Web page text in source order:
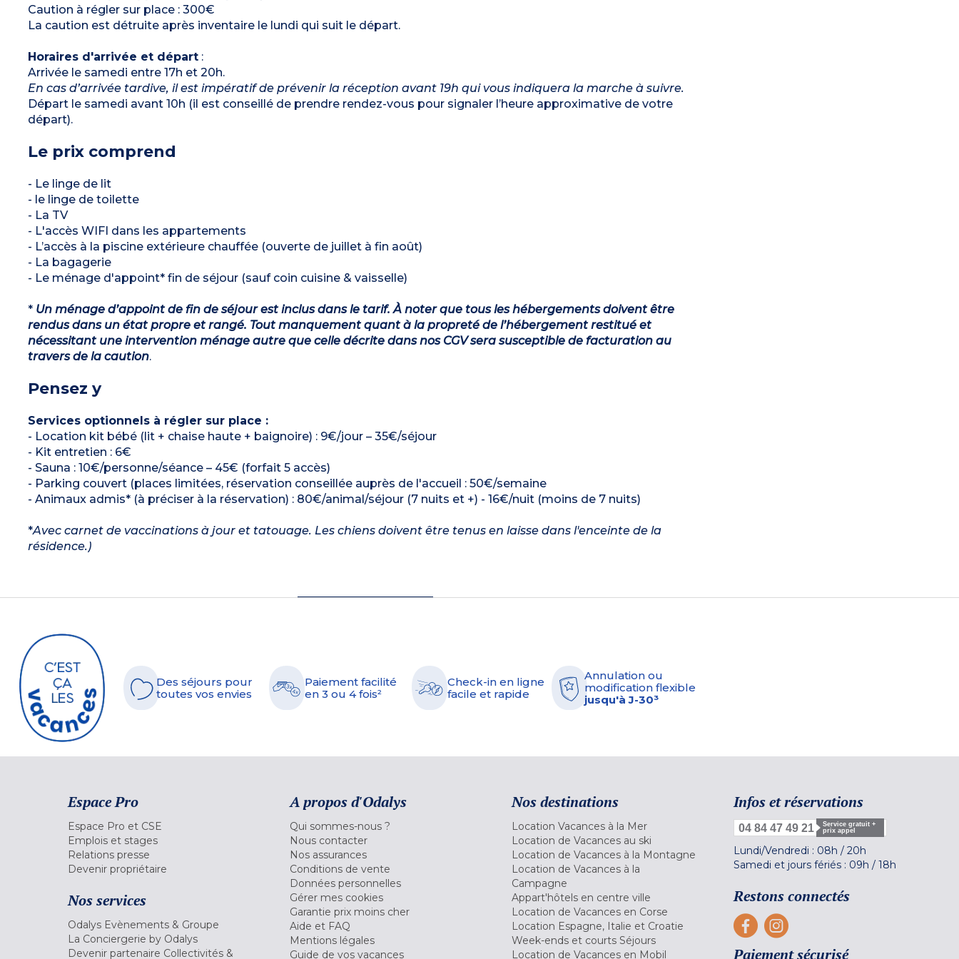
Caution à régler sur place : 300€
La caution est détruite après inventaire le lundi qui suit le départ.
Horaires d'arrivée et départ:
Arrivée le samedi entre 17h et 20h.
En cas d’arrivée tardive, il est impératif de prévenir la réception avant 19h qui vous indiquera la marche à suivre.
Départ le samedi avant 10h (il est conseillé de prendre rendez-vous pour signaler l’heure approximative de votre
départ).
Le prix comprend
- Le linge de lit
- le linge de toilette
- La TV
- L'accès WIFI dans les appartements
- L’accès à la piscine extérieure chauffée (ouverte de juillet à fin août)
- La bagagerie
- Le ménage d'appoint* fin de séjour (sauf coin cuisine & vaisselle)
*Un ménage d’appoint de fin de séjour est inclus dans le tarif. À noter que tous les hébergements doivent être
rendus dans un état propre et rangé. Tout manquement quant à la propreté de l’hébergement restitué et
nécessitant une intervention ménage autre que celle décrite dans nos CGV sera susceptible de facturation au
travers de la caution.
Pensez y
Services optionnels à régler sur place :
- Location kit bébé (lit + chaise haute + baignoire) : 9€/jour – 35€/séjour
- Kit entretien : 6€
- Sauna : 10€/personne/séance – 45€ (forfait 5 accès)
- Parking couvert (places limitées, réservation conseillée auprès de l'accueil : 50€/semaine
- Animaux admis* (à préciser à la réservation) : 80€/animal/séjour (7 nuits et +) - 16€/nuit (moins de 7 nuits)
*Avec carnet de vaccinations à jour et tatouage. Les chiens doivent être tenus en laisse dans l'enceinte de la
résidence.)
Des séjours pour
toutes vos envies
Paiement facilité
en 3 ou 4 fois²
Check-in en ligne
facile et rapide
Annulation ou
modification flexible
jusqu'à J-30³
Espace Pro
Espace Pro et CSE
Emplois et stages
Relations presse
Devenir propriétaire
Nos services
Odalys Evènements & Groupe
La Conciergerie by Odalys
Devenir partenaire Collectivités &
A propos d'Odalys
Qui sommes-nous ?
Nous contacter
Nos assurances
Conditions de vente
Données personnelles
Gérer mes cookies
Garantie prix moins cher
Aide et FAQ
Mentions légales
Guide de vos vacances
Nos destinations
Location Vacances à la Mer
Location de Vacances au ski
Location de Vacances à la Montagne
Location de Vacances à la
Campagne
Appart'hôtels en centre ville
Location de Vacances en Corse
Location Espagne, Italie et Croatie
Week-ends et courts Séjours
Location de Vacances en Mobil
Infos et réservations
04 84 47 49 21
Service gratuit +
prix appel
Lundi/Vendredi : 08h / 20h
Samedi et jours fériés : 09h / 18h
Restons connectés
Paiement sécurisé